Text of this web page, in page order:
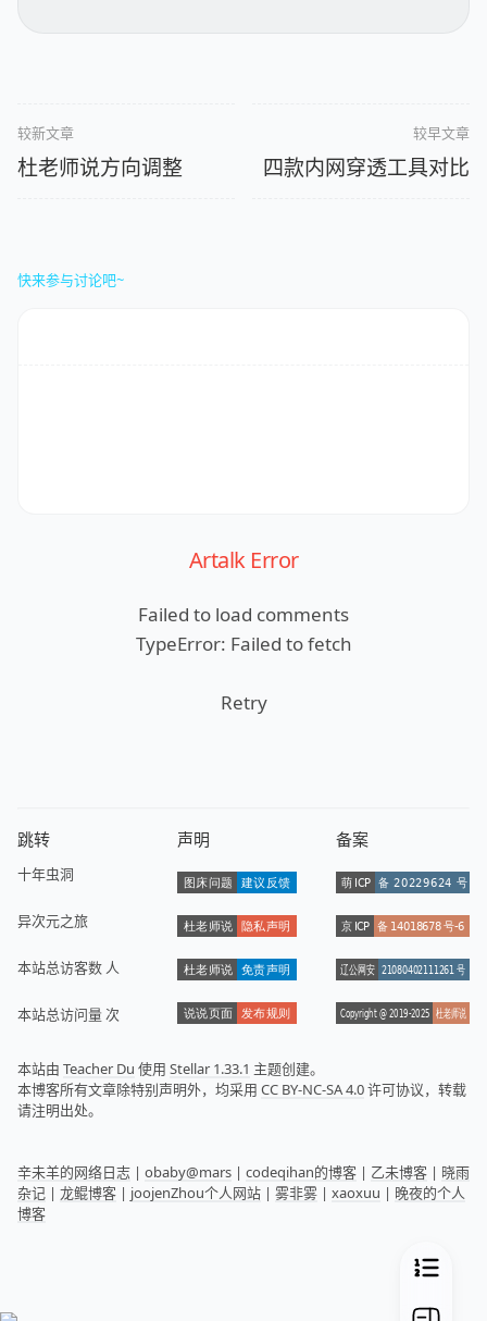
较新文章
杜老师说方向调整
较早文章
四款内网穿透工具对比
快来参与讨论吧~
Artalk Error
Failed to load comments
TypeError: Failed to fetch
Retry
跳转
十年虫洞
异次元之旅
本站总访客数 人
本站总访问量次
声明 备案
本站由 Teacher Du 使用 Stellar 1.33.1 主题创建。
本博客所有文章除特别声明外，均采用 CC BY-NC-SA 4.0许可协议，转载
请注明出处。
辛未羊的网络日志 | obaby@mars | codeqihan的博客 | 乙未博客 | 晓雨
杂记 | 龙鲲博客 | joojenZhou个人网站 | 雾非雾 | xaoxuu | 晚夜的个人
博客